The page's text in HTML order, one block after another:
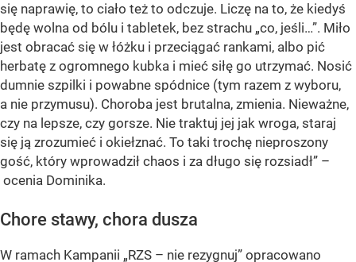
się naprawię, to ciało też to odczuje. Liczę na to, że kiedyś
będę wolna od bólu i tabletek, bez strachu „co, jeśli…”. Miło
jest obracać się w łóżku i przeciągać rankami, albo pić
herbatę z ogromnego kubka i mieć siłę go utrzymać. Nosić
dumnie szpilki i powabne spódnice (tym razem z wyboru,
a nie przymusu). Choroba jest brutalna, zmienia. Nieważne,
czy na lepsze, czy gorsze. Nie traktuj jej jak wroga, staraj
się ją zrozumieć i okiełznać. To taki trochę nieproszony
gość, który wprowadził chaos i za długo się rozsiadł” –
ocenia Dominika.
Chore stawy, chora dusza
W ramach Kampanii „RZS – nie rezygnuj” opracowano